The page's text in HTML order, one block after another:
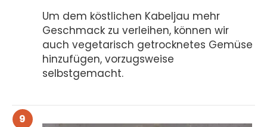
Um dem köstlichen Kabeljau mehr
Geschmack zu verleihen, können wir
auch vegetarisch getrocknetes Gemüse
hinzufügen, vorzugsweise
selbstgemacht.
9